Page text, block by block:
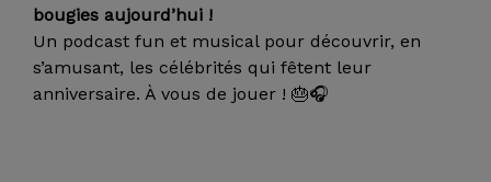
bougies aujourd’hui !
Un podcast fun et musical pour découvrir, en
s’amusant, les célébrités qui fêtent leur
anniversaire. À vous de jouer ! 🎂🎧